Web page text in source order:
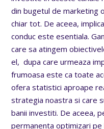
din bugetul de marketing
chiar tot. De aceea,
conduc este esentiala.
care sa atingem
el, dupa care urmeaza
frumoasa este ca toate
ofera statistici aproape
strategia noastra si care
banii investiti. De aceea,
permanenta optimizari